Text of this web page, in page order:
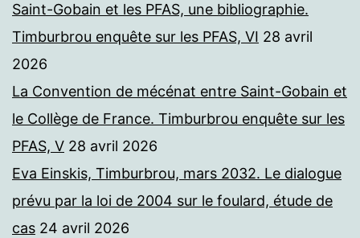
Saint-Gobain et les PFAS, une bibliographie.
Timburbrou enquête sur les PFAS, VI 28 avril
2026
La Convention de mécénat entre Saint-Gobain et
le Collège de France. Timburbrou enquête sur les
PFAS, V 28 avril 2026
Eva Einskis, Timburbrou, mars 2032. Le dialogue
prévu par la loi de 2004 sur le foulard, étude de
cas 24 avril 2026